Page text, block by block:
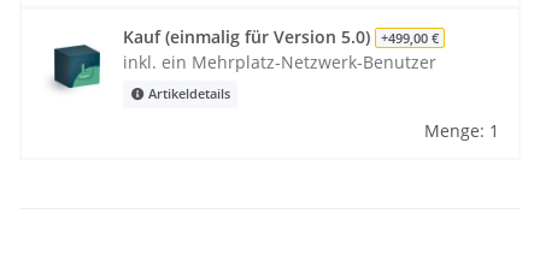
Kauf (einmalig für Version 5.0) +499,00 €
inkl. ein Mehrplatz-Netzwerk-Benutzer
Artikeldetails
Menge: 1